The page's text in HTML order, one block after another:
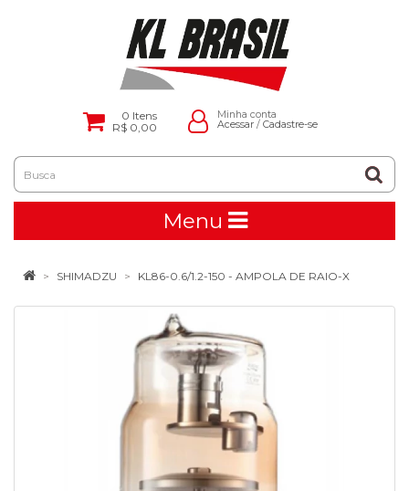
0 Itens
R$ 0,00
Minha conta
Acessar/ Cadastre-se
Menu
SHIMADZU KL86-0.6/1.2-150 - AMPOLA DE RAIO-X